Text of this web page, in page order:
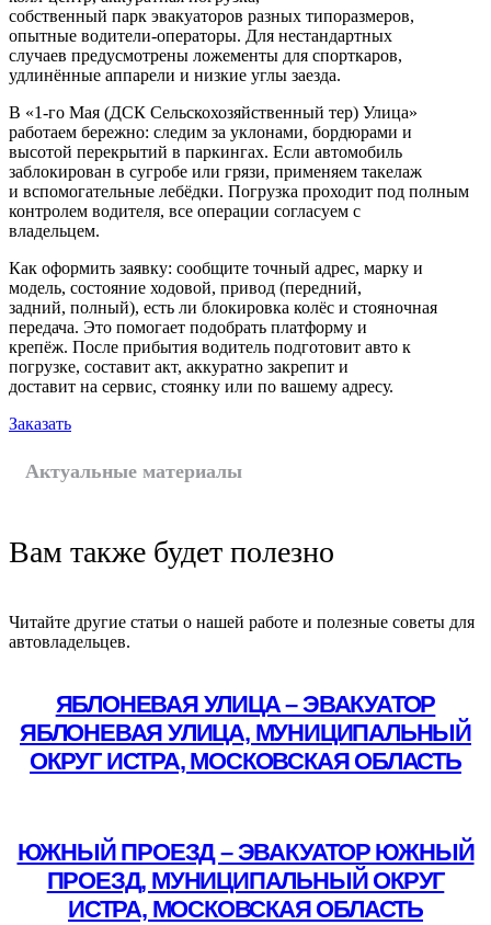
собственный парк эвакуаторов разных типоразмеров,
опытные водители-операторы. Для нестандартных
случаев предусмотрены ложементы для спорткаров,
удлинённые аппарели и низкие углы заезда.
В «1-го Мая (ДСК Сельскохозяйственный тер) Улица»
работаем бережно: следим за уклонами, бордюрами и
высотой перекрытий в паркингах. Если автомобиль
заблокирован в сугробе или грязи, применяем такелаж
и вспомогательные лебёдки. Погрузка проходит под полным
контролем водителя, все операции согласуем с
владельцем.
Как оформить заявку: сообщите точный адрес, марку и
модель, состояние ходовой, привод (передний,
задний, полный), есть ли блокировка колёс и стояночная
передача. Это помогает подобрать платформу и
крепёж. После прибытия водитель подготовит авто к
погрузке, составит акт, аккуратно закрепит и
доставит на сервис, стоянку или по вашему адресу.
Заказать
Актуальные материалы
Вам также будет полезно
Читайте другие статьи о нашей работе и полезные советы для
автовладельцев.
ЯБЛОНЕВАЯ УЛИЦА – ЭВАКУАТОР
ЯБЛОНЕВАЯ УЛИЦА, МУНИЦИПАЛЬНЫЙ
ОКРУГ ИСТРА, МОСКОВСКАЯ ОБЛАСТЬ
ЮЖНЫЙ ПРОЕЗД – ЭВАКУАТОР ЮЖНЫЙ
ПРОЕЗД, МУНИЦИПАЛЬНЫЙ ОКРУГ
ИСТРА, МОСКОВСКАЯ ОБЛАСТЬ